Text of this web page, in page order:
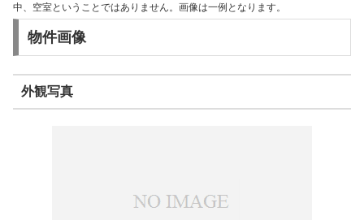
中、空室ということではありません。画像は一例となります。
物件画像
外観写真